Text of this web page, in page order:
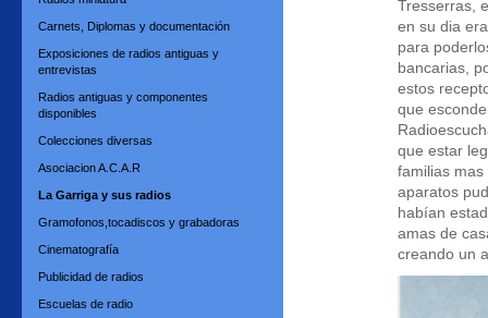
Tresserras,
en su dia
para
bancarias,
estos
que
que estar
familias
aparatos
habían
amas de
creando un
Carnets, Diplomas y documentación
Exposiciones de radios antiguas y
entrevistas
Radios antiguas y componentes
disponibles
Colecciones diversas
Asociacion A.C.A.R
La Garriga y sus radios
Gramofonos,tocadiscos y grabadoras
Cinematografía
Publicidad de radios
Escuelas de radio